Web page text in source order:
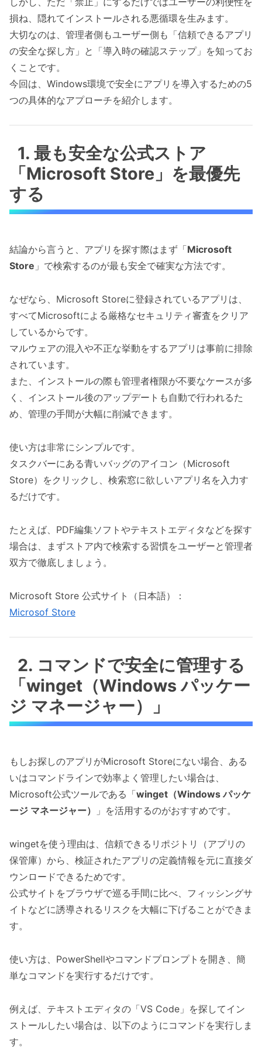
損ね、隠れてインストールされる悪循環を生みます。
大切なのは、管理者側もユーザー側も「信頼できるアプリ
の安全な探し方」と「導入時の確認ステップ」を知ってお
くことです。
今回は、Windows環境で安全にアプリを導入するための5
つの具体的なアプローチを紹介します。
1. 最も安全な公式ストア
「Microsoft Store」を最優先
する
結論から言うと、アプリを探す際はまず「Microsoft
Store 」で検索するのが最も安全で確実な方法です。
なぜなら、Microsoft Storeに登録されているアプリは、
すべてMicrosoftによる厳格なセキュリティ審査をクリア
しているからです。
マルウェアの混入や不正な挙動をするアプリは事前に排除
されています。
また、インストールの際も管理者権限が不要なケースが多
く、インストール後のアップデートも自動で行われるた
め、管理の手間が大幅に削減できます。
使い方は非常にシンプルです。
タスクバーにある青いバッグのアイコン（Microsoft
Store）をクリックし、検索窓に欲しいアプリ名を入力す
るだけです。
たとえば、PDF編集ソフトやテキストエディタなどを探す
場合は、まずストア内で検索する習慣をユーザーと管理者
双方で徹底しましょう。
Microsoft Store 公式サイト（日本語）：
Microsof Store
2. コマンドで安全に管理する
「winget（Windows パッケー
ジ マネージャー）」
もしお探しのアプリがMicrosoft Storeにない場合、ある
いはコマンドラインで効率よく管理したい場合は、
Microsoft公式ツールである「winget（Windows パッケ
ージ マネージャー）
」を活用するのがおすすめです。
wingetを使う理由は、信頼できるリポジトリ（アプリの
保管庫）から、検証されたアプリの定義情報を元に直接ダ
ウンロードできるためです。
公式サイトをブラウザで巡る手間に比べ、フィッシングサ
イトなどに誘導されるリスクを大幅に下げることができま
す。
使い方は、PowerShellやコマンドプロンプトを開き、簡
単なコマンドを実行するだけです。
例えば、テキストエディタの「VS Code」を探してイン
ストールしたい場合は、以下のようにコマンドを実行しま
す。